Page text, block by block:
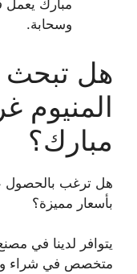
مبارك يعمل
وسحابة.
هل
المنيوم
مبارك؟
هل ترغب بالحصول
بأسعار مميزة؟
يتوافر لدينا في
متخصص في شراء